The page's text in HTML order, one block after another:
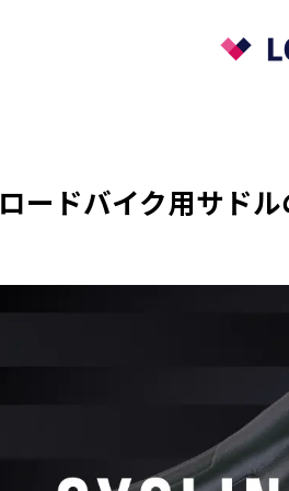
ロードバイク用サド